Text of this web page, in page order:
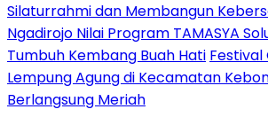
Silaturrahmi dan Membangun
Ngadirojo Nilai Program TAMASYA
Tumbuh Kembang Buah Hati
Lempung Agung di Kecamatan
Berlangsung Meriah